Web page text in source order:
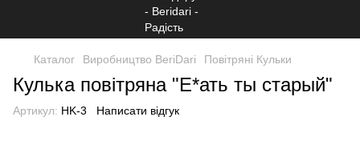
Каталог Виробництво BeriDari Повітряні Кульки
Кулька повітряна "Е*ать ты старый"
Артикул: HK-3 Написати відгук